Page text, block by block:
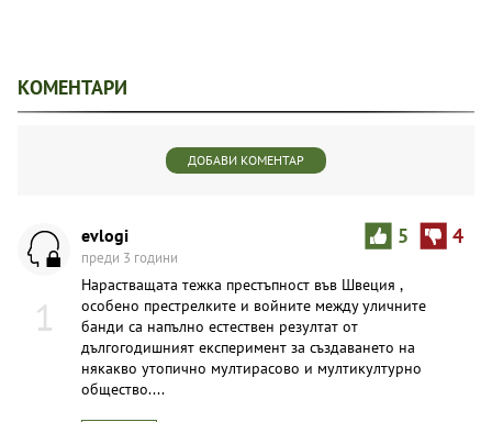
КОМЕНТАРИ
ДОБАВИ КОМЕНТАР
1
5 4
evlogi
преди 3 години
Нарастващата тежка престъпност във Швеция ,
особено престрелките и войните между уличните
банди са напълно естествен резултат от
дългогодишният експеримент за създаването на
някакво утопично мултирасово и мултикултурно
общество....